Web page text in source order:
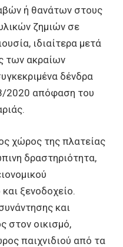
ή θανάτων στους
ζημιών σε
ιδιαίτερα μετά
των ακραίων
δένδρα
2020 απόφαση του
χώρος της πλατείας
δραστηριότητα,
ξενοδοχείο.
και
στον οικισμό,
παιχνιδιού από τα